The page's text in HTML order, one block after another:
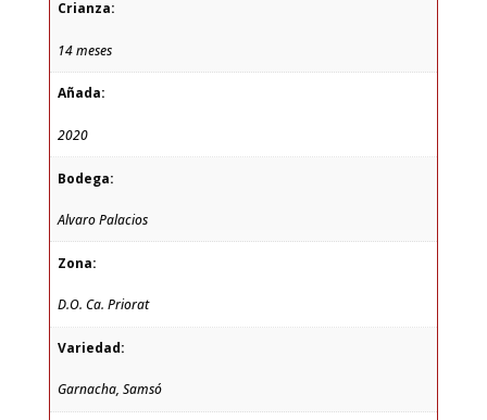
Crianza:
14 meses
Añada:
2020
Bodega:
Alvaro Palacios
Zona:
D.O. Ca. Priorat
Variedad:
Garnacha, Samsó